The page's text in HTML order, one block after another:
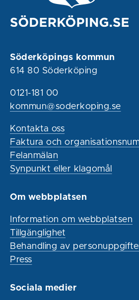
Söderköpings kommun
614 80 Söderköping
0121-181 00
kommun@soderkoping.se
Kontakta oss
Faktura och
Felanmälan
Synpunkt eller klagomål
Om webbplatsen
Information om webbplatsen
Tillgänglighet
Behandling av
Press
Sociala medier